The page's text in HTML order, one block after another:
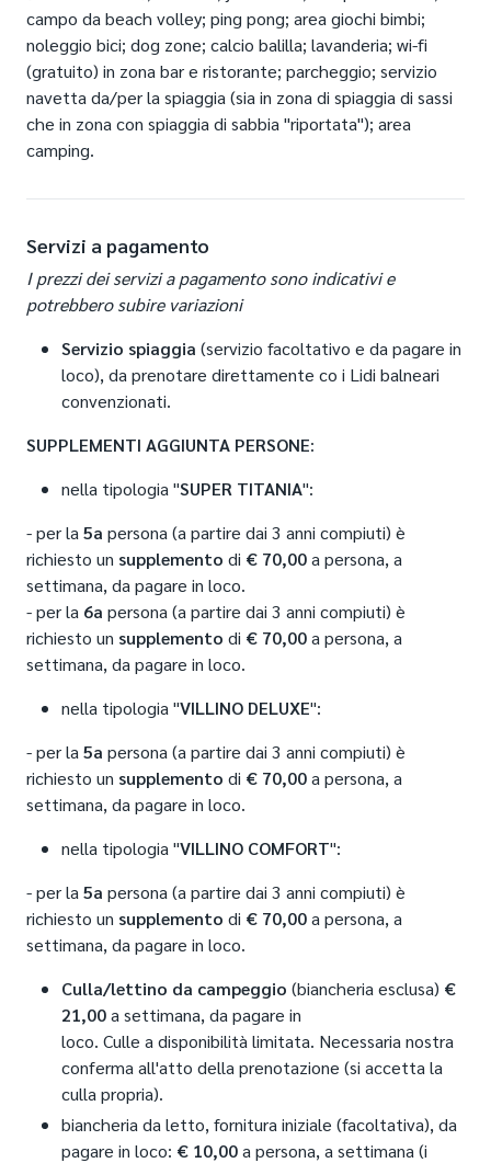
servizio navetta da/per la spiaggia dal 14/06 al 06/09;
pulizia finale, escluso angolo cottura;
consumi acqua, luce e gas;
settimana, da pagare in loco.
Trattamento
RESIDENCE
Soggiorno in alloggio.
animazione dal 13/06 al 06/09;
mini club dai 4 anni, dal 14/06 al 06/09;
junior club dai 10 anni, dal 14/06 al 06/09;
servizio navetta da/per la spiaggia dal 14/06 al 06/09;
pulizia finale, escluso angolo cottura;
consumi acqua, luce e gas;
1 posto auto, ad alloggio.
campo da beach volley; ping pong; area giochi bimbi;
noleggio bici; dog zone; calcio balilla; lavanderia; wi-fi
(gratuito) in zona bar e ristorante; parcheggio; servizio
navetta da/per la spiaggia (sia in zona di spiaggia di sassi
che in zona con spiaggia di sabbia "riportata"); area
camping.
Servizi a pagamento
I prezzi dei servizi a pagamento sono indicativi e
potrebbero subire variazioni
Servizio spiaggia (servizio facoltativo e da pagare in
loco), da prenotare direttamente co i Lidi balneari
convenzionati.
SUPPLEMENTI AGGIUNTA PERSONE:
nella tipologia "SUPER TITANIA":
- per la 5a persona (a partire dai 3 anni compiuti) è
richiesto un supplemento di € 70,00a persona, a
settimana, da pagare in loco.
- per la 6a persona (a partire dai 3 anni compiuti) è
richiesto un supplemento di € 70,00a persona, a
settimana, da pagare in loco.
nella tipologia "VILLINO DELUXE":
- per la 5a persona (a partire dai 3 anni compiuti) è
richiesto un supplemento di € 70,00a persona, a
settimana, da pagare in loco.
nella tipologia "VILLINO COMFORT":
- per la 5a persona (a partire dai 3 anni compiuti) è
richiesto un supplemento di € 70,00a persona, a
settimana, da pagare in loco.
Culla/lettino da campeggio (biancheria esclusa) €
21,00a settimana, da pagare in
loco. Culle a disponibilità limitata. Necessaria nostra
conferma all'atto della prenotazione (si accetta la
culla propria).
biancheria da letto, fornitura iniziale (facoltativa), da
pagare in loco: € 10,00a persona, a settimana (i